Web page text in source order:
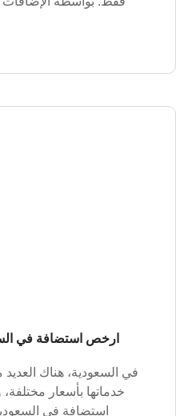
ارخص استضافة في
في السعودية، هناك
خدماتها بأسعار
استضافة في